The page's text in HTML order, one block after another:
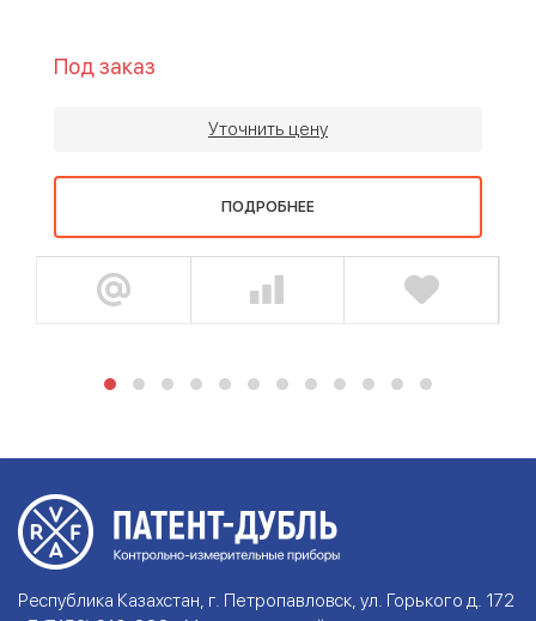
Под заказ
Уточнить цену
ПОДРОБНЕЕ
Республика Казахстан, г. Петропавловск, ул. Горького д. 172